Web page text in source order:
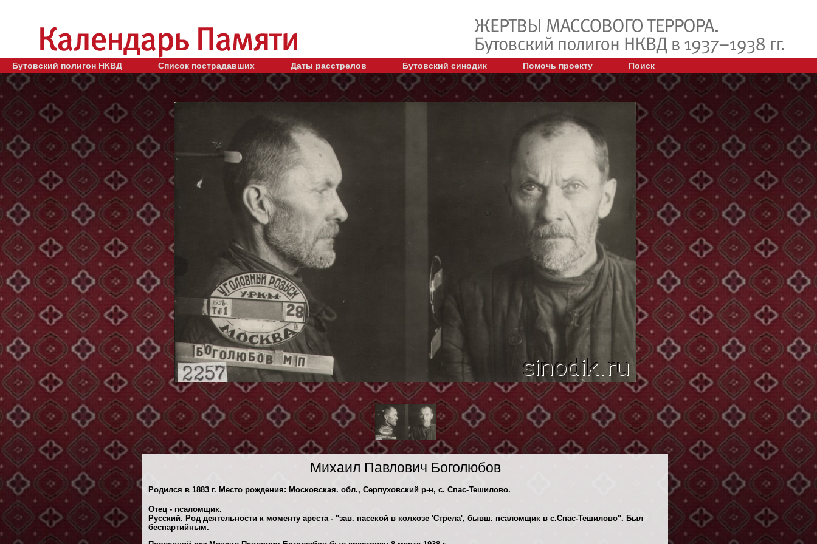
Бутовский полигон НКВД Список пострадавших Даты расстрелов Бутовский синодик Помочь проекту Поиск
Михаил Павлович Боголюбов
Родился в 1883 г. Место рождения: Московская. обл., Серпуховский р-н, с. Спас-Тешилово.
Отец - псаломщик.
Русский. Род деятельности к моменту ареста - "зав. пасекой в колхозе 'Стрела', бывш. псаломщик в с.Спас-Тешилово". Был
беспартийным.